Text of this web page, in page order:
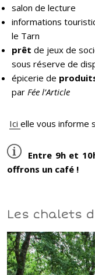
salon de lecture
informations
le Tarn
prêt de jeux de
sous réserve de
épicerie de
par Fée l’Article
Ici elle vous informe
Entre 9h et
offrons un café !
Les chalets